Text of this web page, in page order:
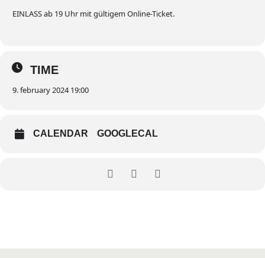
EINLASS ab 19 Uhr mit gültigem Online-Ticket.
TIME
9. february 2024 19:00
CALENDAR GOOGLECAL